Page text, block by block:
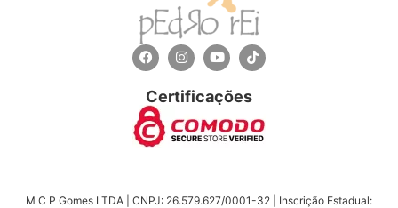
Certificações
M C P Gomes LTDA | CNPJ: 26.579.627/0001-32 | Inscrição Estadual: